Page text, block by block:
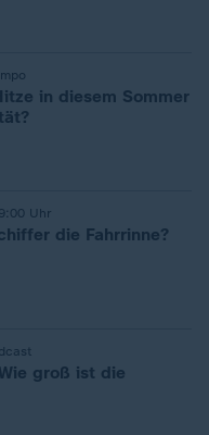
in diesem Sommer
Uhr
die Fahrrinne?
groß ist die